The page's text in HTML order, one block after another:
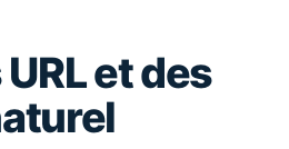
et des